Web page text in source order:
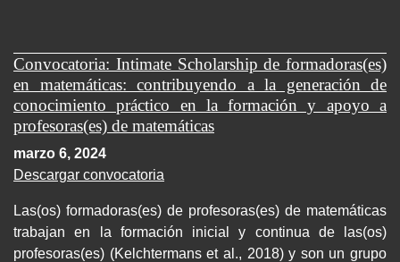
Convocatoria: Intimate Scholarship de formadoras(es)
en matemáticas: contribuyendo a la generación de
conocimiento práctico en la formación y apoyo a
profesoras(es) de matemáticas
marzo 6, 2024
Descargar convocatoria
Las(os) formadoras(es) de profesoras(es) de matemáticas
trabajan en la formación inicial y continua de las(os)
profesoras(es) (Kelchtermans et al., 2018) y son un grupo